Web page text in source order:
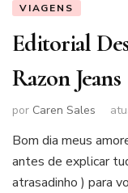
VIAGENS
Editorial
Razon Jeans
por Caren Sales
Bom dia meus
antes de explicar
atrasadinho ) para